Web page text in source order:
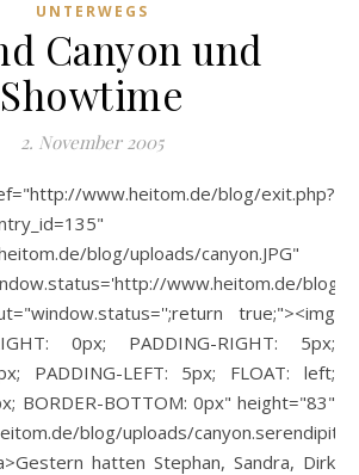
UNTERWEGS
Canyon und
Showtime
2. November 2005
blog/uploads/canyon.JPG"
www.heitom.de/blog/
true;"><img
0px; PADDING-RIGHT: 5px;
PADDING-LEFT: 5px; FLOAT: left;
BORDER-BOTTOM: 0px" height="83"
blog/uploads/
hatten Stephan, Sandra, Dirk